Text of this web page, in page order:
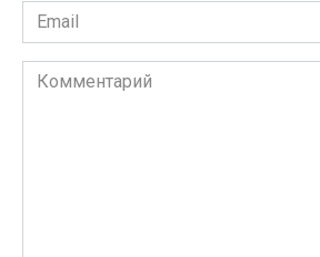
Email
*
Комментарий